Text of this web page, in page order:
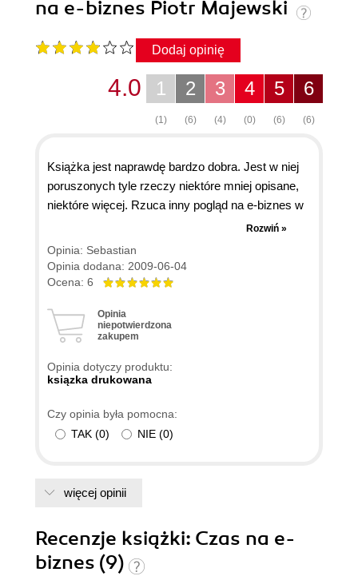
na e-biznes Piotr Majewski
Dodaj opinię
6
(6)
5
(6)
4
(0)
3
(4)
2
(6)
1
(1)
4.0
Książka jest naprawdę bardzo dobra. Jest w niej
poruszonych tyle rzeczy niektóre mniej opisane,
niektóre więcej. Rzuca inny pogląd na e-biznes w
internecie. Jeśli masz stronę, portal, bloga lub
forum i zamierzasz dołączyć do nich formę e-
biznesu naprawdę warto książkę kupić. Twórz
dochodowe a nie tylko pokazowe strony -
Rozwiń »
Opinia: Sebastian
Opinia dodana: 2009-06-04
Ocena: 6
Opinia
niepotwierdzona
zakupem
Opinia dotyczy produktu:
ksiązka drukowana
Czy opinia była pomocna:
TAK (0) NIE (0)
więcej opinii
Recenzje książki: Czas na e-
biznes (9)